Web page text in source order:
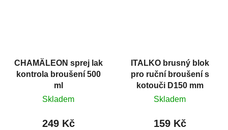
CHAMÄLEON sprej lak
kontrola broušení 500
ml
Skladem
249 Kč
ITALKO brusný blok
pro ruční broušení s
kotouči D150 mm
suchý zip
Skladem
159 Kč